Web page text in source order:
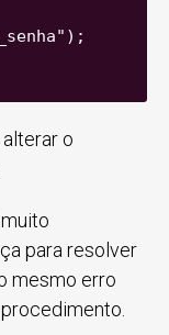
o
para resolver
mesmo erro